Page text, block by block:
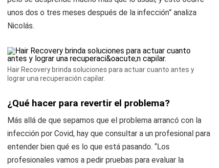
unos dos o tres meses después de la infección” analiza
Nicolás.
Hair Recovery brinda soluciones para actuar cuanto antes y
lograr una recuperación capilar.
¿Qué hacer para revertir el problema?
Más allá de que sepamos que el problema arrancó con la
infección por Covid, hay que consultar a un profesional para
entender bien qué es lo que está pasando. “Los
profesionales vamos a pedir pruebas para evaluar la